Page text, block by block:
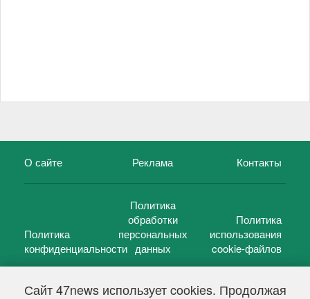
Сайт 47news использует cookies. Продолжая
О сайте Реклама Контакты
Политика
конфиденциальности
Политика
обработки
персональных
данных
Политика
использования
cookie-файлов